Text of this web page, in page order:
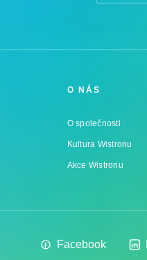
O NÁS
O společnosti
Kultura Wistronu
Akce Wistronu
Facebook